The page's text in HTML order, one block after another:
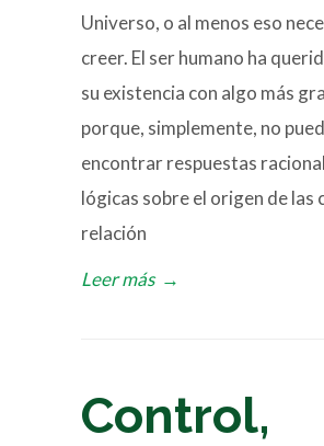
Universo, o al menos eso
creer. El ser humano ha
su existencia con algo más
porque, simplemente, no
encontrar respuestas
lógicas sobre el origen de las
relación
Leer más →
Control,